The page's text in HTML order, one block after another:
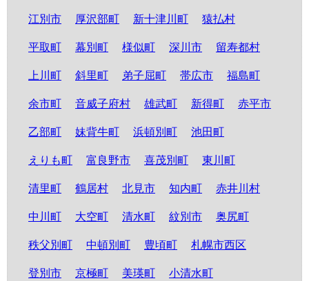
江別市 厚沢部町 新十津川町 猿払村
平取町 幕別町 様似町 深川市 留寿都村
上川町 斜里町 弟子屈町 帯広市 福島町
余市町 音威子府村 雄武町 新得町 赤平市
乙部町 妹背牛町 浜頓別町 池田町
えりも町 富良野市 喜茂別町 東川町
清里町 鶴居村 北見市 知内町 赤井川村
中川町 大空町 清水町 紋別市 奥尻町
秩父別町 中頓別町 豊頃町 札幌市西区
登別市 京極町 美瑛町 小清水町